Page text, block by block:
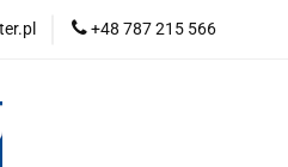
+48 787 215 566
AUDYT